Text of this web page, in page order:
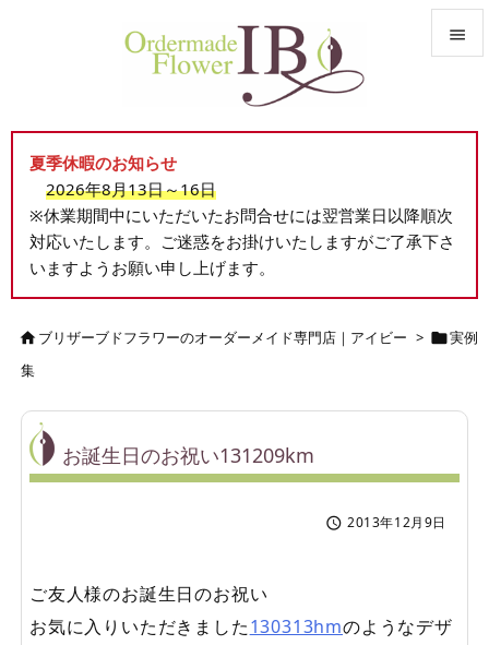


前へ

検索
夏季休暇のお知らせ
2026年8月13日～16日
※休業期間中にいただいたお問合せには翌営業日以降順次
対応いたします。ご迷惑をお掛けいたしますがご了承下さ
いますようお願い申し上げます。
ブリザーブドフラワーのオーダーメイド専門店｜アイビー > 実例
集
お誕生日のお祝い131209km
 2013年12月9日
ご友人様のお誕生日のお祝い
お気に入りいただきました130313hmのようなデザ